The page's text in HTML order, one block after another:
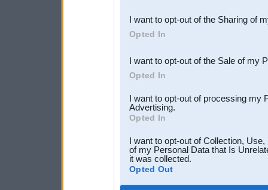
Downstream Participants
third parties.
I want to opt-out of the Sharing of
Opted In
I want to opt-out of the Sale of my
Opted In
I want to opt-out of processing my
Advertising.
Opted In
I want to opt-out of Collection,
of my Personal Data that Is
it was collected.
Opted Out